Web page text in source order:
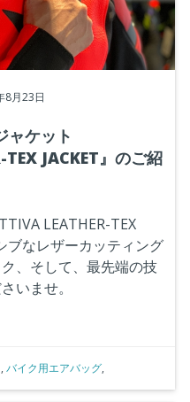
8月23日
ャケット
TEX JACKET』のご紹
LEATHER-TEX
ブなレザーカッティング
、そして、最先端の技
いませ。
, バイク用エアバッグ,